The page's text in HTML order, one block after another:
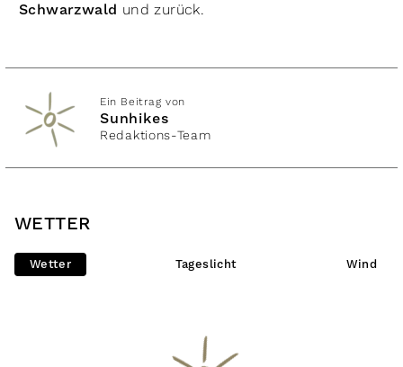
Schwarzwald und zurück.
Ein Beitrag von
Sunhikes
Redaktions-Team
WETTER
Wetter Tageslicht Wind